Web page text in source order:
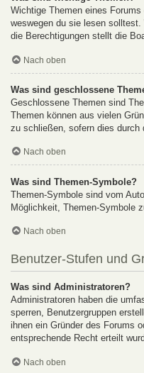
Wichtige Themen eines
weswegen du sie lesen
die Berechtigungen stellt die
Nach oben
Was sind geschlossene
Geschlossene Themen sind
Themen können aus vielen
zu schließen, sofern dies durch
Nach oben
Was sind Themen-Symbole?
Themen-Symbole sind vom
Möglichkeit, Themen-Symbole
Nach oben
Benutzer-Stufen und
Was sind Administratoren?
Administratoren haben die
sperren, Benutzergruppen
ihnen ein Gründer des Forums
entsprechende Recht erteilt
Nach oben